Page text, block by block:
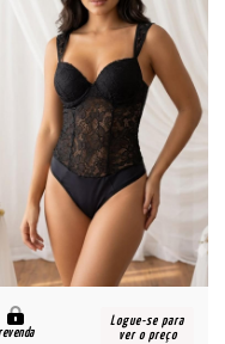
Logue-se para
ver o preço